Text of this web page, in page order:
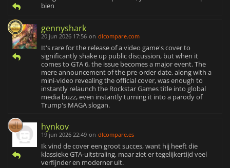
bien
gennyshark
20 jun 2026 17:56 on dlcompare.com
It's rare for the release of a video game's cover to
significantly shake up public discussion, but when it
comes to GTA 6, the issue becomes a major event. The
mere announcement of the pre-order date, along with a
mini-video revealing the official cover, was enough to
instantly relaunch the Rockstar Games title into global
media buzz, even instantly turning it into a parody of
Trump's MAGA slogan.
hynkov
19 jun 2026 22:49 on dlcompare.es
Ik vind de cover een groot succes, want hij heeft die
klassieke GTA-uitstraling, maar ziet er tegelijkertijd veel
verfijnder en moderner uit.